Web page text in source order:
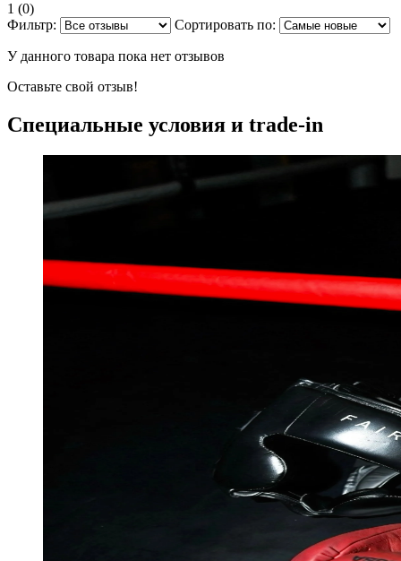
1 (0)
Фильтр:
Сортировать по:
У данного товара пока нет отзывов
Оставьте свой отзыв!
Специальные условия и trade-in